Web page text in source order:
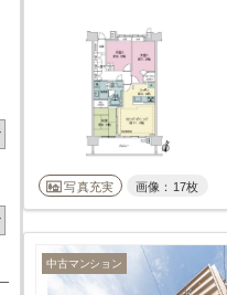
写真充実 画像：17枚
中古マンション